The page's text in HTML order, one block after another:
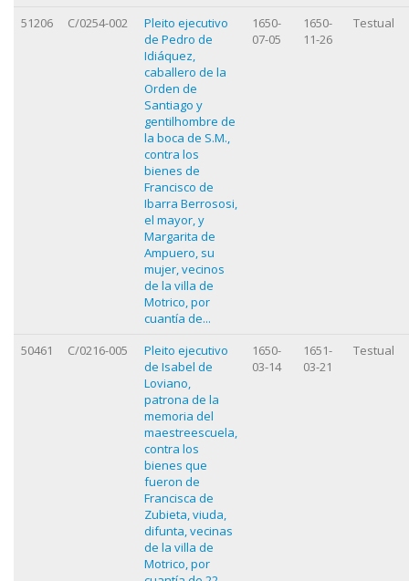
51206 C/0254-002
Pleito ejecutivo
de Pedro de
Idiáquez,
caballero de la
Orden de
Santiago y
gentilhombre de
la boca de S.M.,
contra los
bienes de
Francisco de
Ibarra Berrososi,
el mayor, y
Margarita de
Ampuero, su
mujer, vecinos
de la villa de
Motrico, por
cuantía de...
1650-
07-05
1650-
11-26
Testual
50461 C/0216-005
Pleito ejecutivo
de Isabel de
Loviano,
patrona de la
memoria del
maestreescuela,
contra los
bienes que
fueron de
Francisca de
Zubieta, viuda,
difunta, vecinas
de la villa de
Motrico, por
1650-
03-14
1651-
03-21
Testual